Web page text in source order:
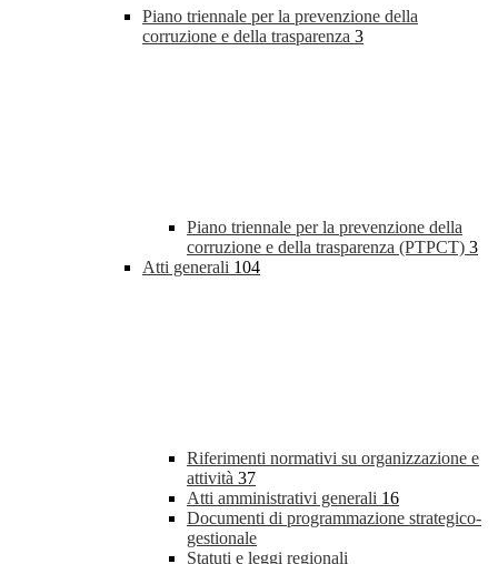
Piano triennale per la prevenzione della
corruzione e della trasparenza 3
Piano triennale per la prevenzione della
corruzione e della trasparenza (PTPCT) 3
Atti generali 104
Riferimenti normativi su organizzazione e
attività 37
Atti amministrativi generali 16
Documenti di programmazione strategico-
gestionale
Statuti e leggi regionali